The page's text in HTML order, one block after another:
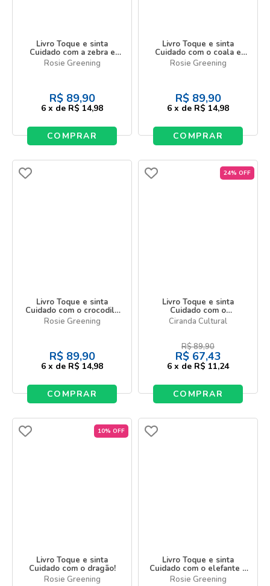
Livro Toque e sinta
Cuidado com a zebra e
seus amigos!
Rosie Greening
R$ 89,90
6 x de R$ 14,98
COMPRAR
Livro Toque e sinta
Cuidado com o coala e
seus amigos!
Rosie Greening
R$ 89,90
6 x de R$ 14,98
COMPRAR
Livro Toque e sinta
Cuidado com o crocodilo
e seus amigos!
Rosie Greening
R$ 89,90
6 x de R$ 14,98
COMPRAR
24% OFF
Livro Toque e sinta
Cuidado com o
dinossauro!
Ciranda Cultural
R$89,90
R$ 67,43
6 x de R$ 11,24
COMPRAR
10% OFF
Livro Toque e sinta
Cuidado com o dragão!
Rosie Greening
Livro Toque e sinta
Cuidado com o elefante e
seus amigos!
Rosie Greening